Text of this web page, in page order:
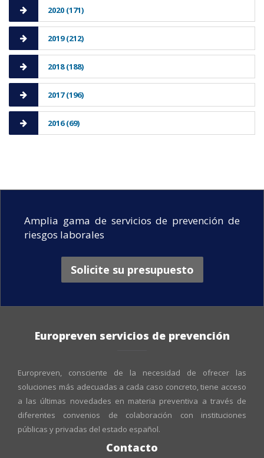
2020 (171)
2019 (212)
2018 (188)
2017 (196)
2016 (69)
Amplia gama de servicios de prevención de
riesgos laborales
Solicite su presupuesto
Europreven servicios de prevención
Europreven, consciente de la necesidad de ofrecer las
soluciones más adecuadas a cada caso concreto, tiene acceso
a las últimas novedades en materia preventiva a través de
diferentes convenios de colaboración con instituciones
públicas y privadas del estado español.
Contacto